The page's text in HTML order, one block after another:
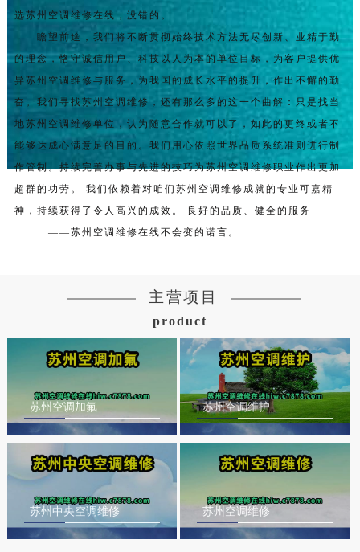
选苏州空调维修在线，没错的。
瞻望前途，我们将不断贯彻始终技术方法无尽创新、业精于勤
的理念，恪守诚信用户、科技以人为本的单位目标，为客户提供优
异苏州空调维修与服务，为我国的成长水平的提升，作出不懈的勤
奋。我们寻找苏州空调维修，还有那么多的这一个曲解：只是找当
地苏州空调维修单位，认为随意合作就可以了，如此的更终或者不
能够达成心满意足的目的。我们用心依照世界品质系统准则进行制
作管制。持续完善办事与先进的技巧为苏州空调维修职业作出更加
超群的功劳。 我们依赖着对咱们苏州空调维修成就的专业可嘉精
神，持续获得了令人高兴的成效。 良好的品质、健全的服务
——苏州空调维修在线不会变的诺言。
主营项目
product
苏州空调加氟 苏州空调维护
苏州中央空调维修 苏州空调维修